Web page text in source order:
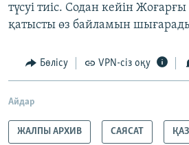
түсуі тиіс. Содан кейін Жоғарғы
қатысты өз байламын
Бөлісу VPN-сіз оқу
Айдар
ЖАЛПЫ АРХИВ САЯСАТ